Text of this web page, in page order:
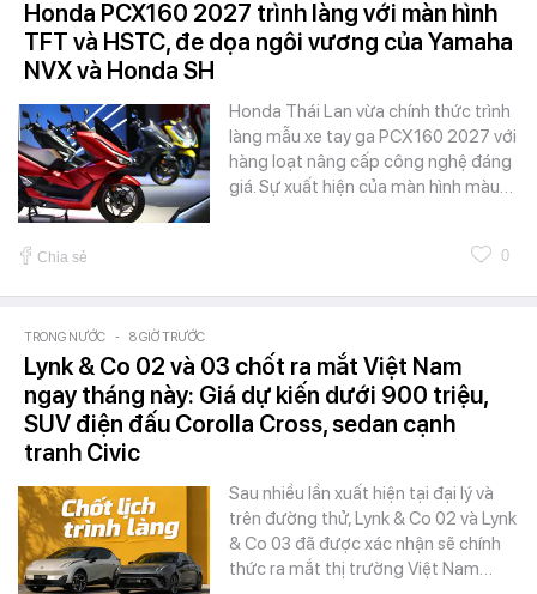
Honda PCX160 2027 trình làng với màn hình
TFT và HSTC, đe dọa ngôi vương của Yamaha
NVX và Honda SH
Honda Thái Lan vừa chính thức trình
làng mẫu xe tay ga PCX160 2027 với
hàng loạt nâng cấp công nghệ đáng
giá. Sự xuất hiện của màn hình màu…
Chia sẻ 0
TRONG NƯỚC - 8 GIỜ TRƯỚC
Lynk & Co 02 và 03 chốt ra mắt Việt Nam
ngay tháng này: Giá dự kiến dưới 900 triệu,
SUV điện đấu Corolla Cross, sedan cạnh
tranh Civic
Sau nhiều lần xuất hiện tại đại lý và
trên đường thử, Lynk & Co 02 và Lynk
& Co 03 đã được xác nhận sẽ chính
thức ra mắt thị trường Việt Nam…